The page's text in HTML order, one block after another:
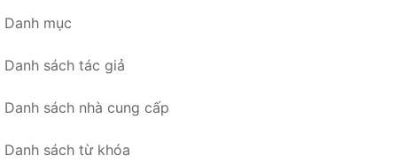
Danh mục
Danh sách tác giả
Danh sách nhà cung cấp
Danh sách từ khóa